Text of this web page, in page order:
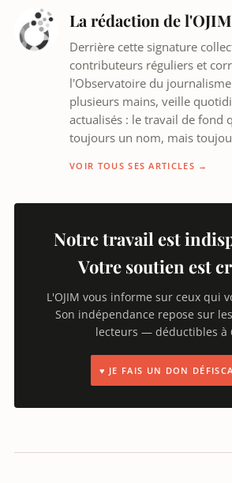
La rédaction de l'OJIM
Derrière cette signature
contributeurs réguliers et
l'Observatoire du
plusieurs mains, veille
actualisés : le travail de fond
toujours un nom, mais
VOIR TOUS SES ARTICLES →
Notre travail est
Votre soutien est
L'OJIM vous informe sur ceux qui
Son indépendance repose sur
lecteurs — déductibles à
♥ JE FAIS UN DON